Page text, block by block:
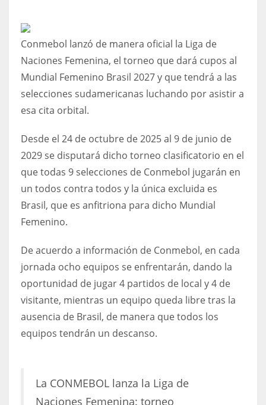
24
IND
34
24
20
NE
16
OAK
Conmebol lanzó de manera oficial la Liga de
Naciones Femenina, el torneo que dará cupos al
Mundial Femenino Brasil 2027 y que tendrá a las
selecciones sudamericanas luchando por asistir a
esa cita orbital.
Desde el 24 de octubre de 2025 al 9 de junio de
2029 se disputará dicho torneo clasificatorio en el
que todas 9 selecciones de Conmebol jugarán en
un todos contra todos y la única excluida es
Brasil, que es anfitriona para dicho Mundial
Femenino.
De acuerdo a información de Conmebol, en cada
jornada ocho equipos se enfrentarán, dando la
oportunidad de jugar 4 partidos de local y 4 de
visitante, mientras un equipo queda libre tras la
ausencia de Brasil, de manera que todos los
equipos tendrán un descanso.
La CONMEBOL lanza la Liga de
Naciones Femenina: torneo